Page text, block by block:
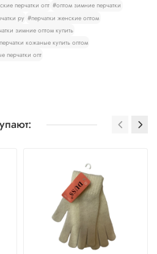
перчатки опт #оптом зимние перчатки
ру #перчатки женские оптом
зимние оптом купить
кожаные купить оптом
перчатки опт